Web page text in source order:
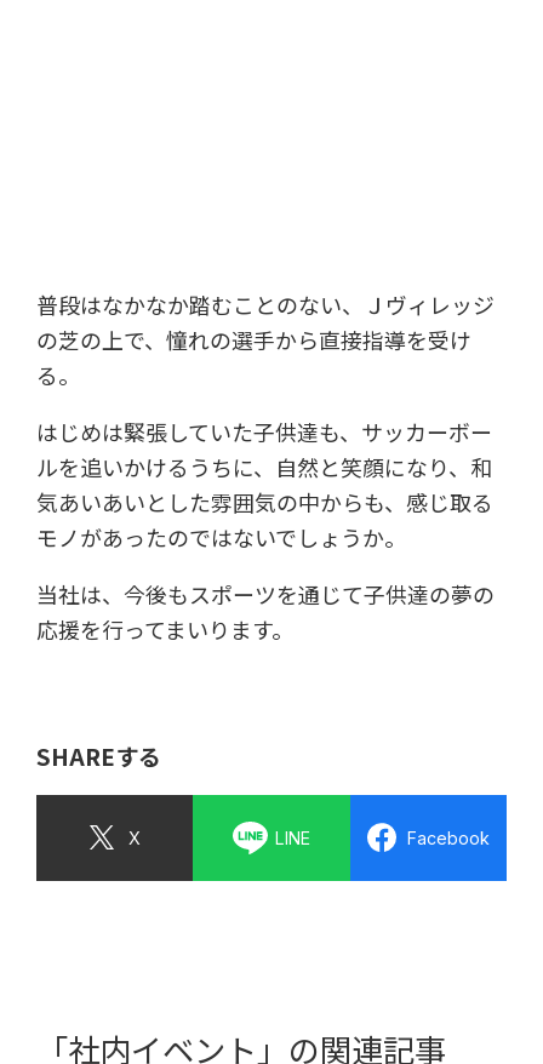
普段はなかなか踏むことのない、Ｊヴィレッジ
の芝の上で、憧れの選手から直接指導を受け
る。
はじめは緊張していた子供達も、サッカーボー
ルを追いかけるうちに、自然と笑顔になり、和
気あいあいとした雰囲気の中からも、感じ取る
モノがあったのではないでしょうか。
当社は、今後もスポーツを通じて子供達の夢の
応援を行ってまいります。
SHAREする
X LINE Facebook
「社内イベント」の関連記事